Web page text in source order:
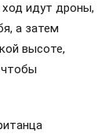
ход идут дроны,
а затем
высоте,
чтобы